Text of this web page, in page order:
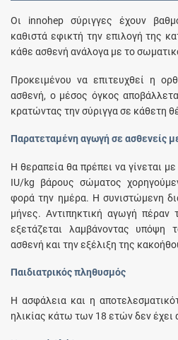
Οι innohep σύριγγες έχουν
καθιστά εφικτή την επιλογή της
κάθε ασθενή ανάλογα με το
Προκειμένου να επιτευχθεί η
ασθενή, ο μέσος όγκος
κρατώντας την σύριγγα σε κάθετη
Παρατεταμένη αγωγή σε ασθενείς
Η θεραπεία θα πρέπει να γίνεται
IU/kg βάρους σώματος
φορά την ημέρα. Η συνιστώμενη
μήνες. Αντιπηκτική αγωγή
εξετάζεται λαμβάνοντας υπόψη
ασθενή και την εξέλιξη της
Παιδιατρικός πληθυσμός
Η ασφάλεια και η
ηλικίας κάτω των 18 ετών δεν έχει